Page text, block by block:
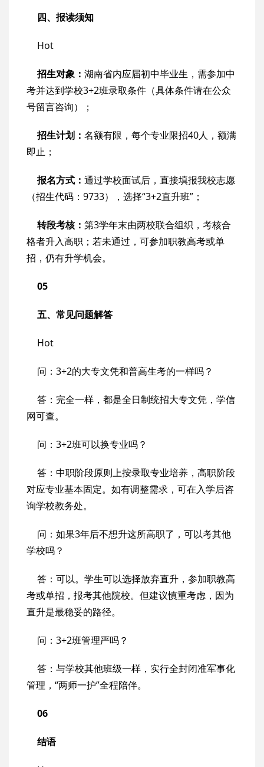
四、报读须知
Hot
招生对象： 湖南省内应届初中毕业生，需参加中
考并达到学校3+2班录取条件（具体条件请在公众
号留言咨询）；
招生计划： 名额有限，每个专业限招40人，额满
即止；
报名方式： 通过学校面试后，直接填报我校志愿
（招生代码：9733），选择“3+2直升班”；
转段考核： 第3学年末由两校联合组织，考核合
格者升入高职；若未通过，可参加职教高考或单
招，仍有升学机会。
05
五、常见问题解答
Hot
问：3+2的大专文凭和普高生考的一样吗？
答：完全一样，都是全日制统招大专文凭，学信
网可查。
问：3+2班可以换专业吗？
答：中职阶段原则上按录取专业培养，高职阶段
对应专业基本固定。如有调整需求，可在入学后咨
询学校教务处。
问：如果3年后不想升这所高职了，可以考其他
学校吗？
答：可以。学生可以选择放弃直升，参加职教高
考或单招，报考其他院校。但建议慎重考虑，因为
直升是最稳妥的路径。
问：3+2班管理严吗？
答：与学校其他班级一样，实行全封闭准军事化
管理，“两师一护”全程陪伴。
06
结语